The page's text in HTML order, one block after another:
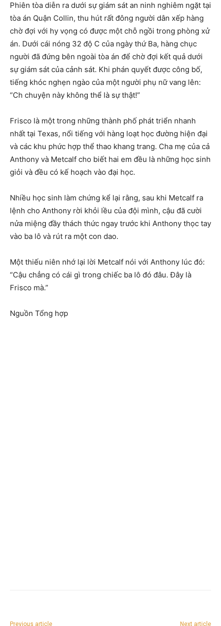
Phiên tòa diễn ra dưới sự giám sát an ninh nghiêm ngặt tại
tòa án Quận Collin, thu hút rất đông người dân xếp hàng
chờ đợi với hy vọng có được một chỗ ngồi trong phòng xử
án. Dưới cái nóng 32 độ C của ngày thứ Ba, hàng chục
người đã đứng bên ngoài tòa án để chờ đợi kết quả dưới
sự giám sát của cảnh sát. Khi phán quyết được công bố,
tiếng khóc nghẹn ngào của một người phụ nữ vang lên:
“Ch chuyện này không thể là sự thật!”
Frisco là một trong những thành phố phát triển nhanh
nhất tại Texas, nổi tiếng với hàng loạt học đường hiện đại
và các khu phức hợp thể thao khang trang. Cha mẹ của cả
Anthony và Metcalf cho biết hai em đều là những học sinh
giỏi và đều có kế hoạch vào đại học.
Nhiều học sinh làm chứng kể lại rằng, sau khi Metcalf ra
lệnh cho Anthony rời khỏi lều của đội mình, cậu đã cười
nửa miệng đầy thách thức ngay trước khi Anthony thọc tay
vào ba lô và rút ra một con dao.
Một thiếu niên nhớ lại lời Metcalf nói với Anthony lúc đó:
“Cậu chẳng có cái gì trong chiếc ba lô đó đâu. Đây là
Frisco mà.”
Nguồn Tổng hợp
Previous article Next article